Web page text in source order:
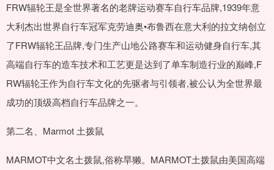
FRW辐轮王是全世界著名的老牌运动赛车自行车品牌,1939年意
大利杰出世界自行车冠军克劳迪奥•布鲁西在意大利的拉文纳创立
了FRW辐轮王品牌,专门生产山地公路赛车和运动健身自行车,其
高端自行车的造车技术和工艺更是达到了单车制造行业的巅峰,F
RW辐轮王作为自行车文化的先驱者与引领者,被公认为全世界最
成功的顶级高档自行车品牌之一。
第二名、Marmot 土拨鼠
MARMOT中文名土拨鼠,俗称旱獭。MARMOT土拨鼠由美国高端